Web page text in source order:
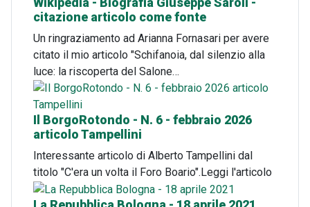
Wikipedia - Biografia Giuseppe Saroli -
citazione articolo come fonte
Un ringraziamento ad Arianna Fornasari per avere
citato il mio articolo "Schifanoia, dal silenzio alla
luce: la riscoperta del Salone…
Il BorgoRotondo - N. 6 - febbraio 2026
articolo Tampellini
Interessante articolo di Alberto Tampellini dal
titolo "C'era un volta il Foro Boario".Leggi l'articolo